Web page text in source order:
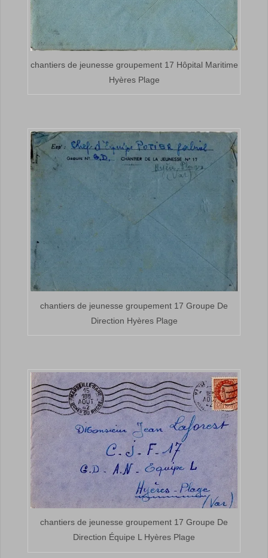
chantiers de jeunesse groupement 17 Hôpital Maritime
Hyères Plage
chantiers de jeunesse groupement 17 Groupe De
Direction Hyères Plage
chantiers de jeunesse groupement 17 Groupe De
Direction Équipe L Hyères Plage